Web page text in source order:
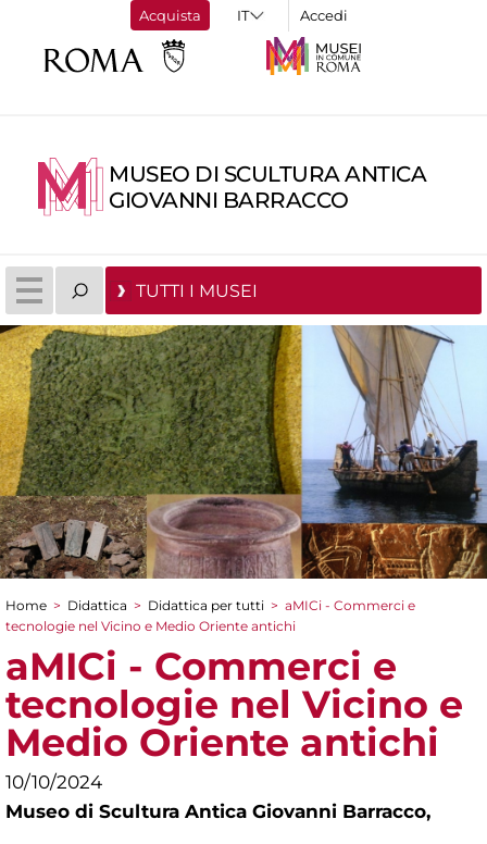
Acquista Accedi
MUSEO DI SCULTURA ANTICA
GIOVANNI BARRACCO
TUTTI I MUSEI
Tu sei qui
Home > Didattica > Didattica per tutti > aMICi - Commerci e
tecnologie nel Vicino e Medio Oriente antichi
aMICi - Commerci e
tecnologie nel Vicino e
Medio Oriente antichi
10/10/2024
Museo di Scultura Antica Giovanni Barracco,